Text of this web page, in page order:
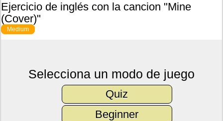
Ejercicio de inglés con la cancion "Mine
(Cover)"
Medium
Selecciona un modo de juego
Quiz
Beginner